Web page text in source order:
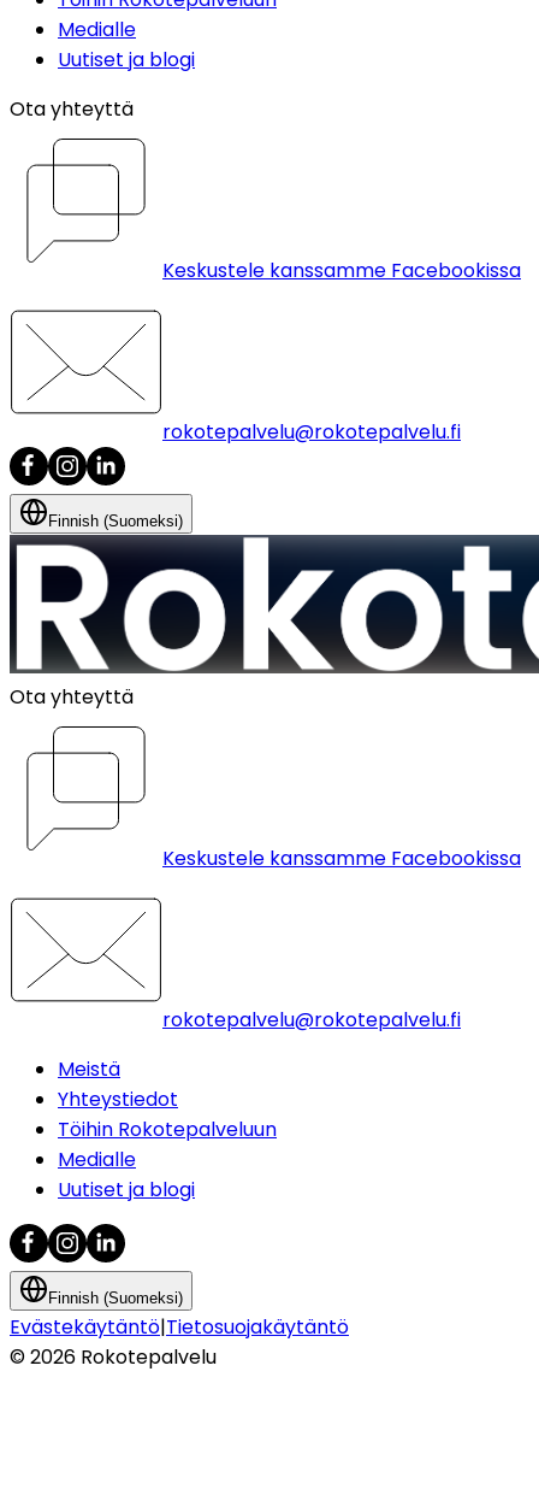
Medialle
Uutiset ja blogi
Ota yhteyttä
Keskustele kanssamme Facebookissa
rokotepalvelu@rokotepalvelu.fi
Finnish (Suomeksi)
Ota yhteyttä
Keskustele kanssamme Facebookissa
rokotepalvelu@rokotepalvelu.fi
Meistä
Yhteystiedot
Töihin Rokotepalveluun
Medialle
Uutiset ja blogi
Finnish (Suomeksi)
Evästekäytäntö|Tietosuojakäytäntö
©2026 Rokotepalvelu